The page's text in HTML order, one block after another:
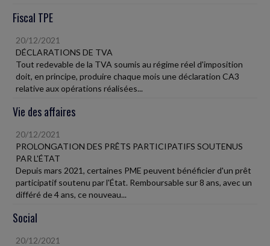
Fiscal TPE
20/12/2021
DÉCLARATIONS DE TVA
Tout redevable de la TVA soumis au régime réel d'imposition
doit, en principe, produire chaque mois une déclaration CA3
relative aux opérations réalisées...
Vie des affaires
20/12/2021
PROLONGATION DES PRÊTS PARTICIPATIFS SOUTENUS
PAR L'ÉTAT
Depuis mars 2021, certaines PME peuvent bénéficier d'un prêt
participatif soutenu par l'État. Remboursable sur 8 ans, avec un
différé de 4 ans, ce nouveau...
Social
20/12/2021